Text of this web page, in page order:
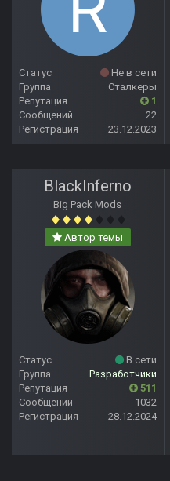
Статус
Не в сети
Группа
Сталкеры
Репутация
1
Сообщений
22
Регистрация
23.12.2023
BlackInferno
Big Pack Mods
Автор темы
Статус
В сети
Группа
Разработчики
Репутация
511
Сообщений
1032
Регистрация
28.12.2024